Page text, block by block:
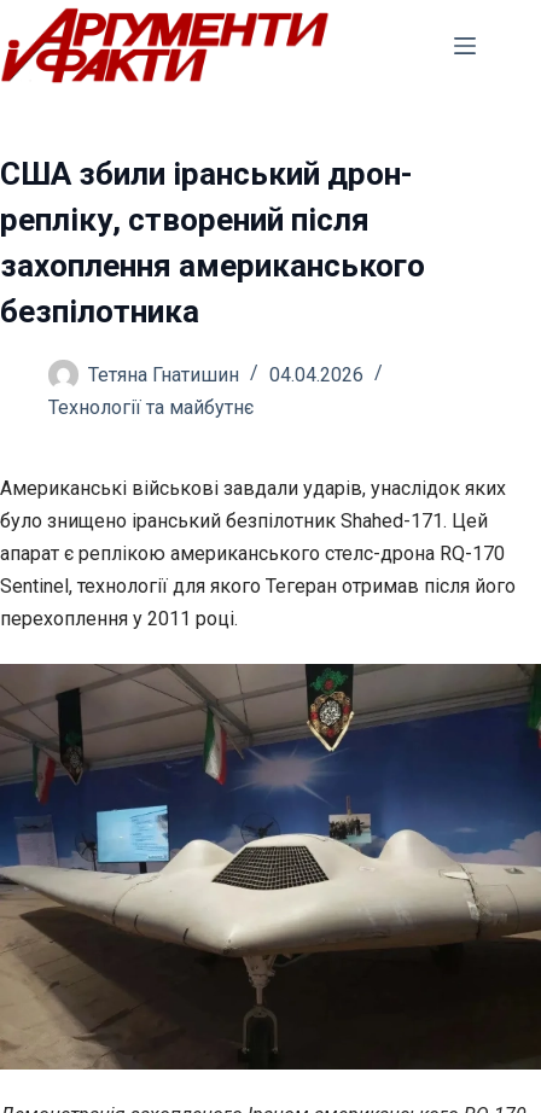
Перейти
до
вмісту
США збили іранський дрон-
репліку, створений після
захоплення американського
безпілотника
Тетяна Гнатишин
04.04.2026
Технології та майбутнє
Американські військові завдали ударів, унаслідок яких
було знищено іранський безпілотник Shahed-171. Цей
апарат є реплікою американського стелс-дрона RQ-170
Sentinel, технології для якого Тегеран отримав після його
перехоплення у 2011 році.